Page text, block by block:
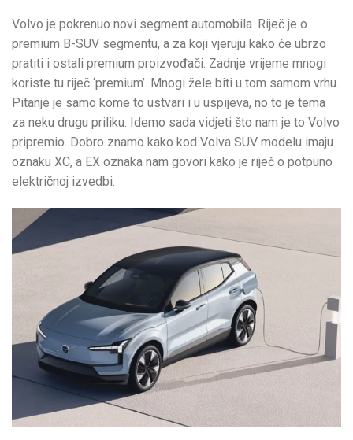
Volvo je pokrenuo novi segment automobila. Riječ je o
premium B-SUV segmentu, a za koji vjeruju kako će ubrzo
pratiti i ostali premium proizvođači. Zadnje vrijeme mnogi
koriste tu riječ ‘premium’. Mnogi žele biti u tom samom vrhu.
Pitanje je samo kome to ustvari i u uspijeva, no to je tema
za neku drugu priliku. Idemo sada vidjeti što nam je to Volvo
pripremio. Dobro znamo kako kod Volva SUV modelu imaju
oznaku XC, a EX oznaka nam govori kako je riječ o potpuno
električnoj izvedbi.